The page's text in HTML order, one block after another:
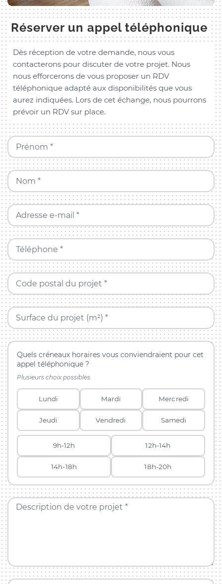
Réserver un appel téléphonique
Dès réception de votre demande, nous vous
contacterons pour discuter de votre projet. Nous
nous efforcerons de vous proposer un RDV
téléphonique adapté aux disponibilités que vous
aurez indiquées. Lors de cet échange, nous pourrons
prévoir un RDV sur place.
Prénom *
Nom *
Adresse e-mail *
Téléphone *
Code postal du projet *
Surface du projet (m²) *
Quels créneaux horaires vous conviendraient pour cet
appel téléphonique ?
Plusieurs choix possibles.
Lundi Mardi Mercredi
Jeudi Vendredi Samedi
9h-12h 12h-14h
14h-18h 18h-20h
Description de votre projet *